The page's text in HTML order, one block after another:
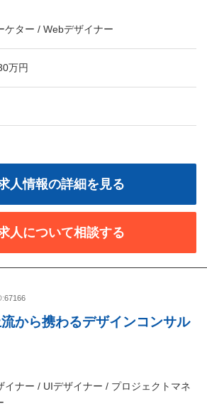
ケター / Webデザイナー
万円
人情報の詳細を見る
人について相談する
67166
から携わるデザインコンサル
イナー / UIデザイナー / プロジェクトマネ